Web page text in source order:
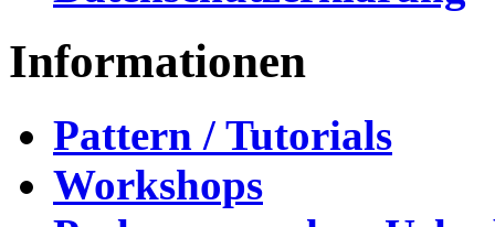
Informationen
Pattern / Tutorials
Workshops